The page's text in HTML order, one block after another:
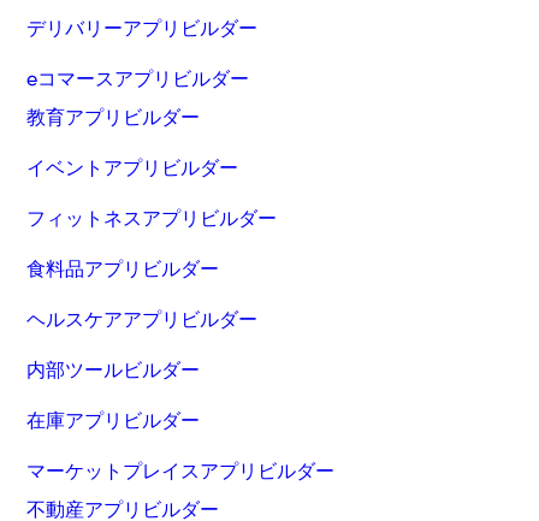
デリバリーアプリビルダー
eコマースアプリビルダー
教育アプリビルダー
イベントアプリビルダー
フィットネスアプリビルダー
食料品アプリビルダー
ヘルスケアアプリビルダー
内部ツールビルダー
在庫アプリビルダー
マーケットプレイスアプリビルダー
不動産アプリビルダー